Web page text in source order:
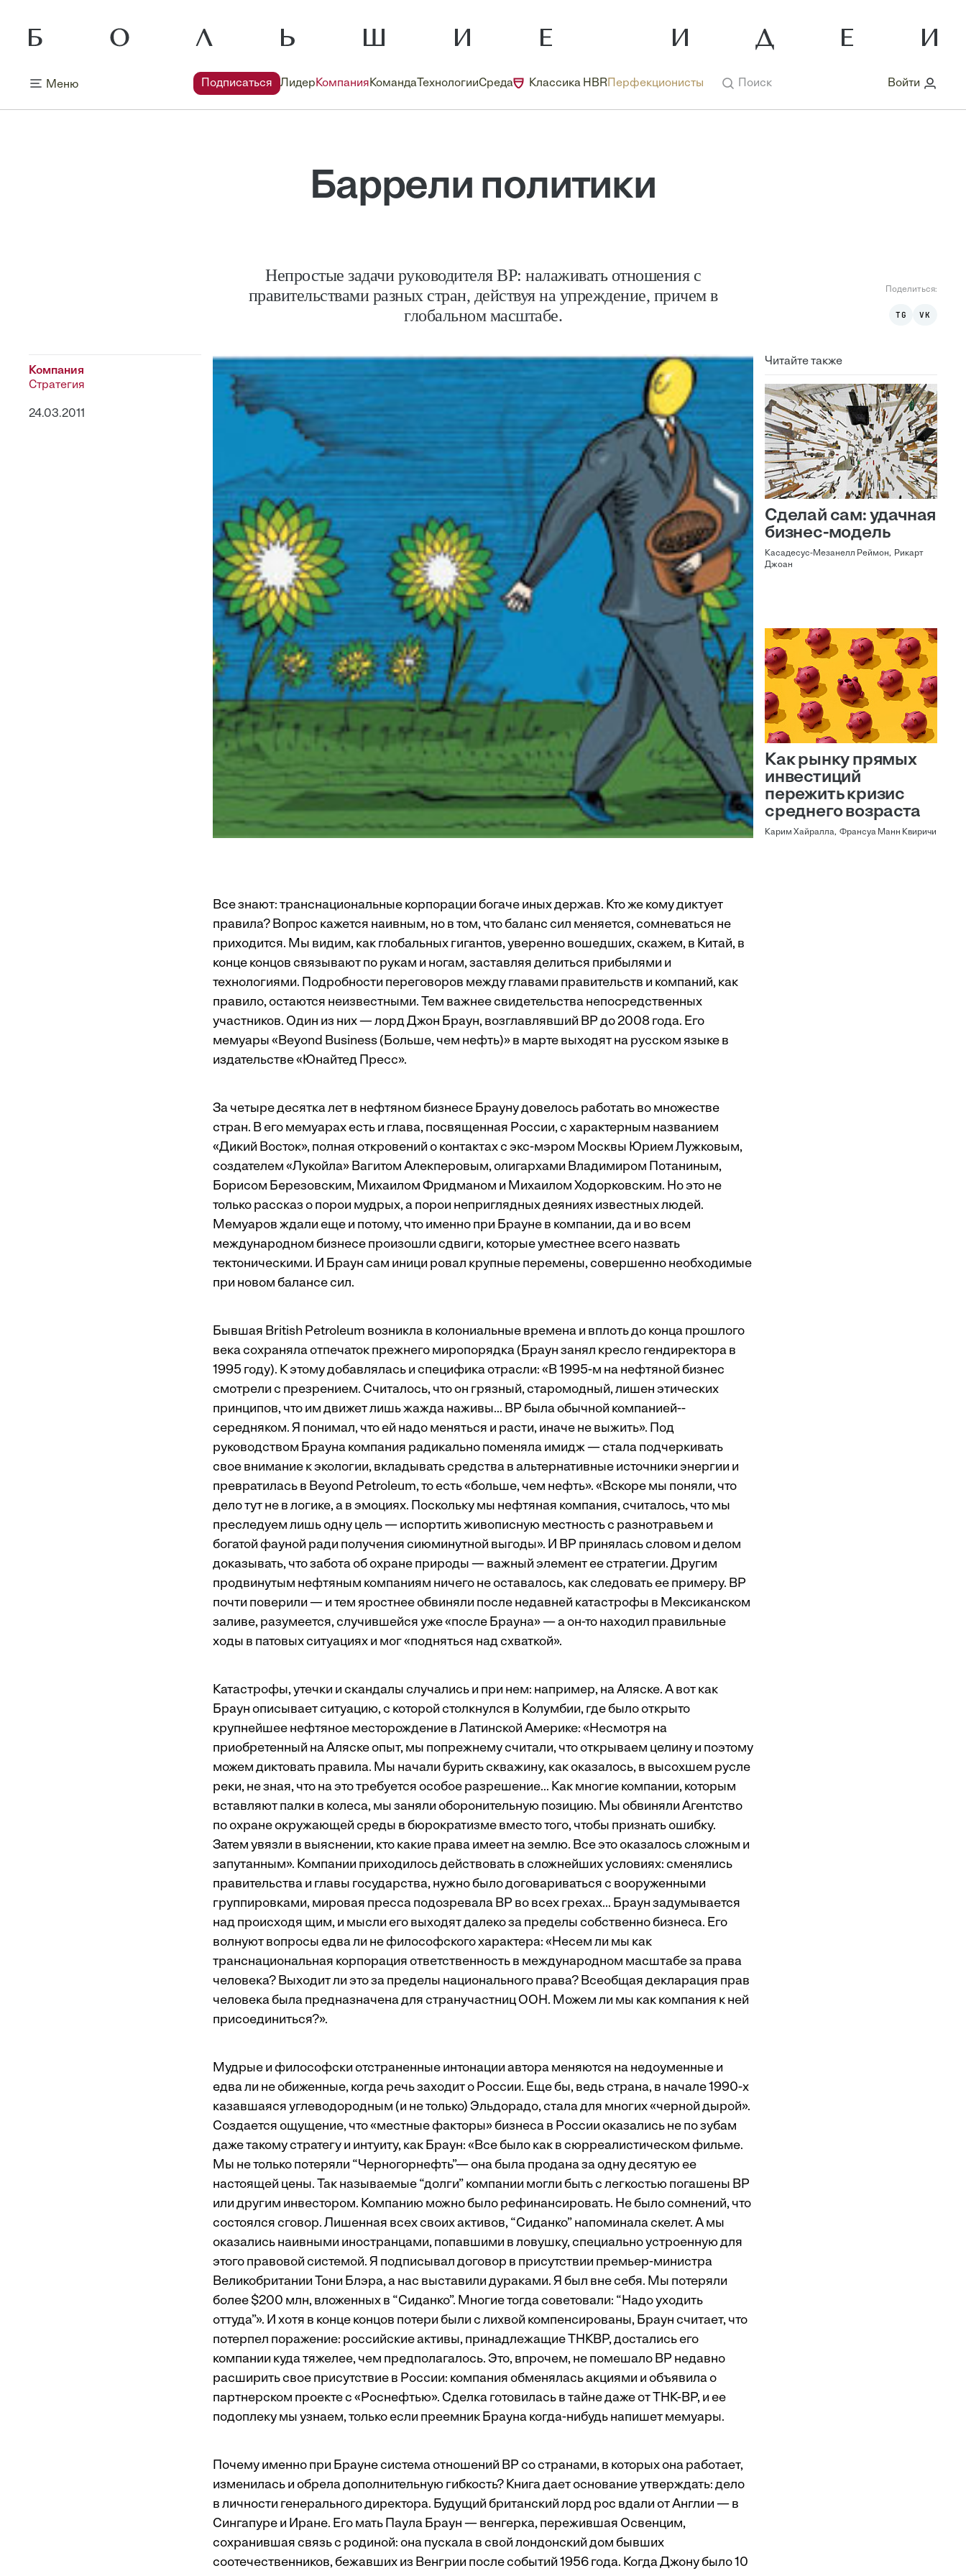
Меню Подписаться ЛидерКомпанияКоманда ТехнологииСреда Классика HBR Перфекционисты Поиск Войти
Баррели политики
Непростые задачи руководителя BP: налаживать отношения с
правительствами разных стран, действуя на упреждение, причем в
глобальном масштабе.
Поделиться:
TG VK
Компания
Стратегия
24.03.2011
Читайте также
Сделай сам: удачная
бизнес-модель
Касадесус-Мезанелл Реймон, Рикарт
Джоан
Как рынку прямых
инвестиций
пережить кризис
среднего возраста
Карим Хайралла, Франсуа Манн Квиричи
Все знают: транснациональные корпорации богаче иных держав. Кто же кому диктует
правила? Вопрос кажется наивным, но в том, что баланс сил меняется, сомневаться не
приходится. Мы видим, как глобальных гигантов, уверенно вошедших, скажем, в Китай, в
конце концов связывают по рукам и ногам, заставляя делиться прибылями и
технологиями. Подробности переговоров между главами правительств и компаний, как
правило, остаются неизвестными. Тем важнее свидетельства непосредственных
участников. Один из них — лорд Джон Браун, возглавлявший BP до 2008 года. Его
мемуары «Beyond Business (Больше, чем нефть)» в марте выходят на русском языке в
издательстве «Юнайтед Пресс».
За четыре десятка лет в нефтяном бизнесе Брауну довелось работать во множестве
стран. В его мемуарах есть и глава, посвященная России, с характерным названием
«Дикий Восток», полная откровений о контактах с экс­-мэром Москвы Юрием Лужковым,
создателем «Лукойла» Вагитом Алекперовым, олигархами Владимиром Потаниным,
Борисом Березовским, Михаилом Фридманом и Михаилом Ходорковским. Но это не
только рассказ о порои мудрых, а порои неприглядных деяниях известных людей.
Мемуаров ждали еще и потому, что именно при Брауне в компании, да и во всем
международном бизнесе произошли сдвиги, которые уместнее всего назвать
тектоническими. И Браун сам иници ровал крупные перемены, совершенно необходимые
при новом балансе сил.
Бывшая British Petroleum возникла в колониальные времена и вплоть до конца прошлого
века сохраняла отпечаток прежнего миропорядка (Браун занял кресло гендиректора в
1995 году). К этому добавлялась и специфика отрасли: «В 1995­-м на нефтяной бизнес
смотрели с презрением. Считалось, что он грязный, старомодный, лишен этических
принципов, что им движет лишь жажда наживы... BP была обычной компанией-­
середняком. Я понимал, что ей надо меняться и расти, иначе не выжить». Под
руководством Брауна компания радикально поменяла имидж — стала подчеркивать
свое внимание к экологии, вкладывать средства в альтернативные источники энергии и
превратилась в Beyond Petroleum, то есть «больше, чем нефть». «Вскоре мы поняли, что
дело тут не в логике, а в эмоциях. Поскольку мы нефтяная компания, считалось, что мы
преследуем лишь одну цель — испортить живописную местность с разнотравьем и
богатой фауной ради получения сиюминутной выгоды». И BP принялась словом и делом
доказывать, что забота об охране природы — важный элемент ее стратегии. Другим
продвинутым нефтяным компаниям ничего не оставалось, как следовать ее примеру. BP
почти поверили — и тем яростнее обвиняли после недавней катастрофы в Мексиканском
заливе, разумеется, случившейся уже «после Брауна» — а он­-то находил правильные
ходы в патовых ситуациях и мог «подняться над схваткой».
Катастрофы, утечки и скандалы случались и при нем: например, на Аляске. А вот как
Браун описывает ситуацию, с которой столкнулся в Колумбии, где было открыто
крупнейшее нефтяное месторождение в Латинской Америке: «Несмотря на
приобретенный на Аляске опыт, мы по­прежнему считали, что открываем целину и поэтому
можем диктовать правила. Мы начали бурить скважину, как оказалось, в высохшем русле
реки, не зная, что на это требуется особое разрешение... Как многие компании, которым
вставляют палки в колеса, мы заняли оборонительную позицию. Мы обвиняли Агентство
по охране окружающей среды в бюрократизме вместо того, чтобы признать ошибку.
Затем увязли в выяснении, кто какие права имеет на землю. Все это оказалось сложным и
запутанным». Компании приходилось действовать в сложнейших условиях: сменялись
правительства и главы государства, нужно было договариваться с вооруженными
группировками, мировая пресса подозревала BP во всех грехах... Браун задумывается
над происходя­ щим, и мысли его выходят далеко за пределы собственно бизнеса. Его
волнуют вопросы едва ли не философского характера: «Несем ли мы как
транснациональная корпорация ответственность в международном масштабе за права
человека? Выходит ли это за пределы национального права? Всеобщая декларация прав
человека была предназначена для стран­участниц ООН. Можем ли мы как компания к ней
присоединиться?».
Мудрые и философски отстраненные интонации автора меняются на недоуменные и
едва ли не обиженные, когда речь заходит о России. Еще бы, ведь страна, в начале 1990­-х
казавшаяся углеводородным (и не только) Эльдорадо, стала для многих «черной дырой».
Создается ощущение, что «местные факторы» бизнеса в России оказались не по зубам
даже такому стратегу и интуиту, как Браун: «Все было как в сюрреалистическом фильме.
Мы не только потеряли “Черногорнефть”— она была продана за одну десятую ее
настоящей цены. Так называемые “долги” компании могли быть с легкостью погашены ВР
или другим инвестором. Компанию можно было рефинансировать. Не было сомнений, что
состоялся сговор. Лишенная всех своих активов, “Сиданко” напоминала скелет. А мы
оказались наивными иностранцами, попавшими в ловушку, специально устроенную для
этого правовой системой. Я подписывал договор в присутствии премьер­-министра
Великобритании Тони Блэра, а нас выставили дураками. Я был вне себя. Мы потеряли
более $200 млн, вложенных в “Сиданко”. Многие тогда советовали: “Надо уходить
оттуда”». И хотя в конце концов потери были с лихвой компенсированы, Браун считает, что
потерпел поражение: российские активы, принадлежащие ТНК­BP, достались его
компании куда тяжелее, чем предполагалось. Это, впрочем, не помешало BP недавно
расширить свое присутствие в России: компания обменялась акциями и объявила о
партнерском проекте с «Роснефтью». Сделка готовилась в тайне даже от ТНК­-BP, и ее
подоплеку мы узнаем, только если преемник Брауна когда-­нибудь напишет мемуары.
Почему именно при Брауне система отношений BP со странами, в которых она работает,
изменилась и обрела дополнительную гибкость? Книга дает основание утверждать: дело
в личности генерального директора. Будущий британский лорд рос вдали от Англии — в
Сингапуре и Иране. Его мать Паула Браун — венгерка, пережившая Освенцим,
сохранившая связь с родиной: она пускала в свой лондонский дом бывших
соотечественников, бежавших из Венгрии после событий 1956 года. Когда Джону было 10